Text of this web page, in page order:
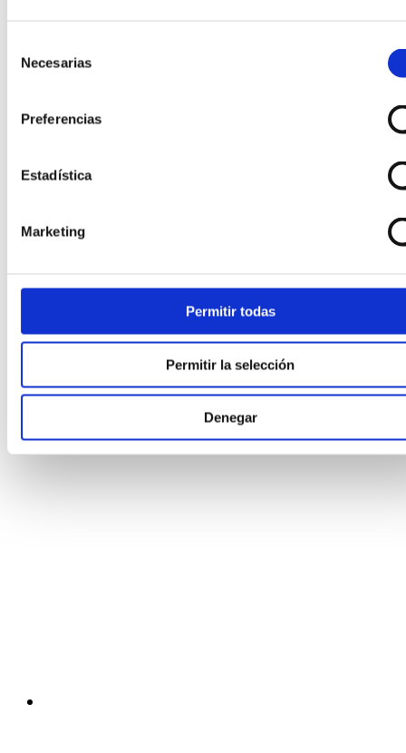
Necesarias
Preferencias
Estadística
Marketing
Permitir todas
Permitir la selección
Denegar
Añadir al carrito
Collares
blanco con brillantes